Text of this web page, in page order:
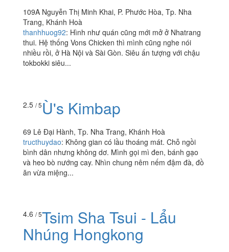
109A Nguyễn Thị Minh Khai, P. Phước Hòa, Tp. Nha
Trang, Khánh Hoà
thanhhuog92: Hình như quán cũng mới mở ở Nhatrang
thui. Hệ thống Vons Chicken thì mình cũng nghe nói
nhiều rồi, ở Hà Nội và Sài Gòn. Siêu ấn tượng với chậu
tokbokki siêu...
2.5 / 5Ù's Kimbap
69 Lê Đại Hành, Tp. Nha Trang, Khánh Hoà
tructhuydao: Không gian có lầu thoáng mát. Chỗ ngồi
bình dân nhưng không dơ. Mình gọi mì đen, bánh gạo
và heo bò nướng cay. Nhìn chung nêm nếm đậm đà, đồ
ăn vừa miệng...
4.6 / 5Tsim Sha Tsui - Lẩu
Nhúng Hongkong